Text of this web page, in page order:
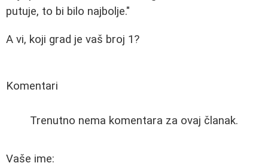
putuje, to bi bilo najbolje."
A vi, koji grad je vaš broj 1?
Komentari
Trenutno nema komentara za ovaj članak.
Vaše ime: